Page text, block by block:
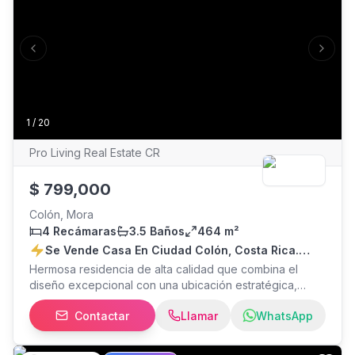
1 / 20
Previous slide Next
Pro Living Real Estate CR
$ 799,000
Colón, Mora
4 Recámaras
3.5 Baños
464 m²
Se Vende Casa En Ciudad Colón, Costa Rica.
Hermosa residencia de alta calidad que combina el
diseño excepcional con una ubicación estratégica,
ofreciéndo la máxima privacidad, es el refugio perfecto
para quienes buscan silencio, seguridad y una conexión
íntima con la naturaleza sin alejarse de la ciudad. -
Amplio terreno de 2119 m² -Precio inigualable
Contactar Llamar WhatsApp